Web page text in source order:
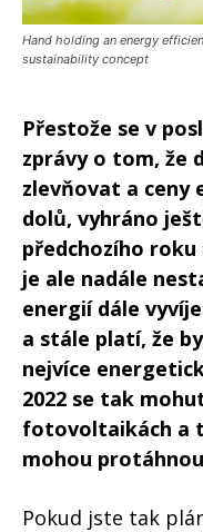
Hand holding an energy
sustainability concept
Přestože se v
zprávy o tom, že
zlevňovat a ceny
dolů, vyhráno
předchozího roku
je ale nadále
energií dále
a stále platí, že
nejvíce
2022 se tak
fotovoltaikách a
mohou
Pokud jste tak